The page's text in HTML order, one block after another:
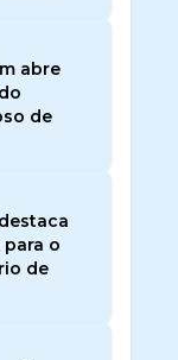
abre
de
o
de